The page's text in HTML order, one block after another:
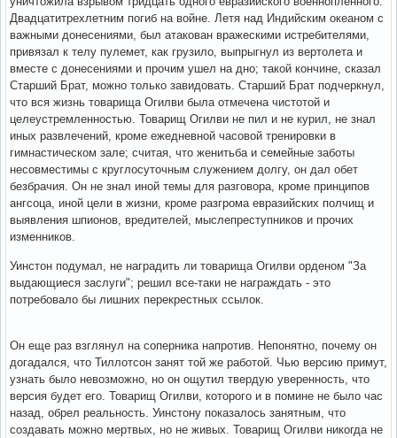
Двадцатитрехлетним погиб на войне. Летя над Индийским океаном с
важными донесениями, был атакован вражескими истребителями,
привязал к телу пулемет, как грузило, выпрыгнул из вертолета и
вместе с донесениями и прочим ушел на дно; такой кончине, сказал
Старший Брат, можно только завидовать. Старший Брат подчеркнул,
что вся жизнь товарища Огилви была отмечена чистотой и
целеустремленностью. Товарищ Огилви не пил и не курил, не знал
иных развлечений, кроме ежедневной часовой тренировки в
гимнастическом зале; считая, что женитьба и семейные заботы
несовместимы с круглосуточным служением долгу, он дал обет
безбрачия. Он не знал иной темы для разговора, кроме принципов
ангсоца, иной цели в жизни, кроме разгрома евразийских полчищ и
выявления шпионов, вредителей, мыслепреступников и прочих
изменников.
Уинстон подумал, не наградить ли товарища Огилви орденом "За
выдающиеся заслуги"; решил все-таки не награждать - это
потребовало бы лишних перекрестных ссылок.
Он еще раз взглянул на соперника напротив. Непонятно, почему он
догадался, что Тиллотсон занят той же работой. Чью версию примут,
узнать было невозможно, но он ощутил твердую уверенность, что
версия будет его. Товарищ Огилви, которого и в помине не было час
назад, обрел реальность. Уинстону показалось занятным, что
создавать можно мертвых, но не живых. Товарищ Огилви никогда не